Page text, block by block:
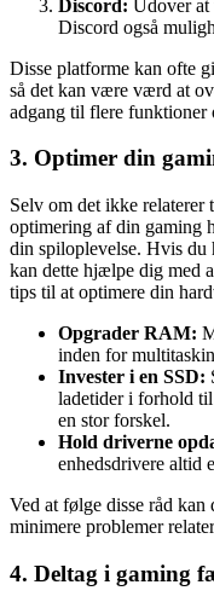
Discord: Udover
Discord også
Disse platforme kan ofte
så det kan være værd at
adgang til flere funktioner
3. Optimer din
Selv om det ikke relaterer
optimering af din gaming
din spiloplevelse. Hvis du
kan dette hjælpe dig med
tips til at optimere din
Opgrader RAM:
inden for
Invester i en SSD:
ladetider i forhold
en stor forskel.
Hold driverne
enhedsdrivere altid
Ved at følge disse råd
minimere problemer
4. Deltag i gaming